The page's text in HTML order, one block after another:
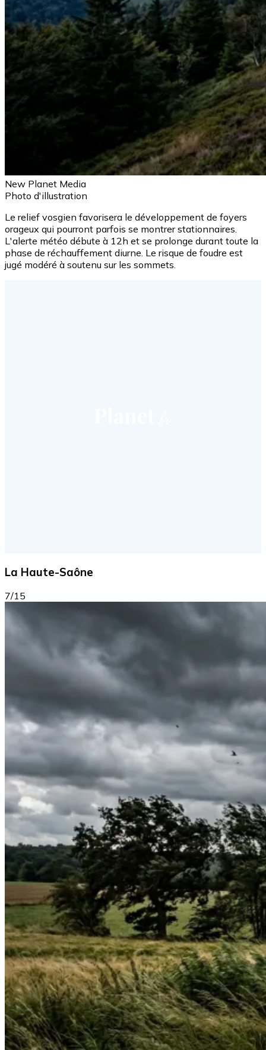
New Planet Media
Photo d'illustration
Le relief vosgien favorisera le développement de foyers
orageux qui pourront parfois se montrer stationnaires.
L'alerte météo débute à 12h et se prolonge durant toute la
phase de réchauffement diurne. Le risque de foudre est
jugé modéré à soutenu sur les sommets.
La Haute-Saône
7/15